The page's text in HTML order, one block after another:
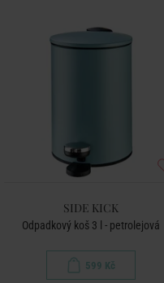
SIDE KICK
Odpadkový koš 3 l - petrolejová
599 Kč